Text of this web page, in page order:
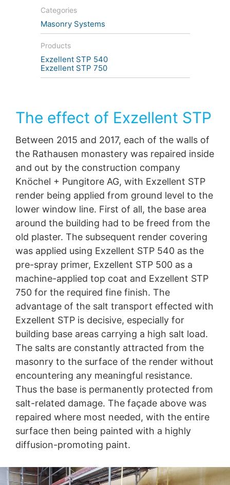
Categories
Masonry Systems
Products
Exzellent STP 540
Exzellent STP 750
The effect of Exzellent STP
Between 2015 and 2017, each of the walls of
the Rathausen monastery was repaired inside
and out by the construction company
Knöchel + Pungitore AG, with Exzellent STP
render being applied from ground level to the
lower window line. First of all, the base area
around the building had to be freed from the
old plaster. The subsequent render covering
was applied using Exzellent STP 540 as the
pre-spray primer, Exzellent STP 500 as a
machine-applied top coat and Exzellent STP
750 for the required fine finish. The
advantage of the salt transport effected with
Exzellent STP is decisive, especially for
building base areas carrying a high salt load.
The salts are constantly attracted from the
masonry to the surface of the render without
encountering any meaningful resistance.
Thus the base is permanently protected from
salt-related damage. The façade above was
repaired where most needed, with the entire
surface then being painted with a highly
diffusion-promoting paint.
свържете поведението си при сърфиране директно
с личния си профил. Можете да предотвратите това,
като излезете от акаунта си в YouTube. YouTube се
използва, за да направи нашия уебсайт
привлекателен. Това представлява оправдан
интерес съгласно чл. 6 Параграф 1 (е) GDPR.
Допълнителна информация за обработката на
вашите данни
Някои операции по обработка на данни са възможни
само с вашето изрично съгласие.Можете да
оттеглите съгласието си по всяко време с бъдещ
ефект. Достатъчен е неформален имейл, отправящ
това искане. Данните, обработени преди да получим
вашата заявка, все още могат да бъдат законно
обработени.
Право на подаване на жалби до регулаторните
органи
Ако е налице нарушение на законодателството за
защита на данните, засегнатото лице може да
подаде жалба до компетентните регулаторни
органи.Компетентният регулаторен орган по
въпроси, свързани със законодателството за защита
на данните е :
Landesbeauftragte für Datenschutz und
Informationsfreiheit NRW, Düsseldorf.
Право на преносимост на данните
Имате право да имате данни, които обработваме въз
основа на вашето съгласие или в изпълнение на
договор, автоматично предоставени на вас или на
трета страна в стандартен, машинно четим формат.
Ако се нуждаете от директно прехвърляне на данни
на друга отговорна страна, това ще бъде направено
само до степента, която е технически осъществима.
Информация, корекция, блокиране, изтриване
Както е разрешено от чл.15 GDPR, имате право да
информация за личните Ви данни, които се
съхраняват. Също така имате право тези данни да